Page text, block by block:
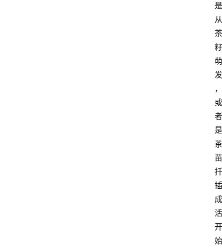
是
从
茶
籽
萌
发
，
或
者
是
茶
苗
扦
插
成
活
开
始